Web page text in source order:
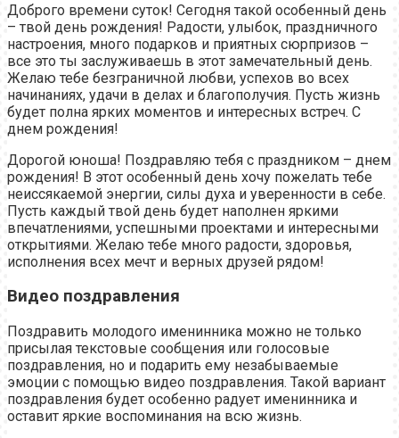
Доброго времени суток! Сегодня такой особенный день
– твой день рождения! Радости, улыбок, праздничного
настроения, много подарков и приятных сюрпризов –
все это ты заслуживаешь в этот замечательный день.
Желаю тебе безграничной любви, успехов во всех
начинаниях, удачи в делах и благополучия. Пусть жизнь
будет полна ярких моментов и интересных встреч. С
днем рождения!
Дорогой юноша! Поздравляю тебя с праздником – днем
рождения! В этот особенный день хочу пожелать тебе
неиссякаемой энергии, силы духа и уверенности в себе.
Пусть каждый твой день будет наполнен яркими
впечатлениями, успешными проектами и интересными
открытиями. Желаю тебе много радости, здоровья,
исполнения всех мечт и верных друзей рядом!
Видео поздравления
Поздравить молодого именинника можно не только
присылая текстовые сообщения или голосовые
поздравления, но и подарить ему незабываемые
эмоции с помощью видео поздравления. Такой вариант
поздравления будет особенно радует именинника и
оставит яркие воспоминания на всю жизнь.